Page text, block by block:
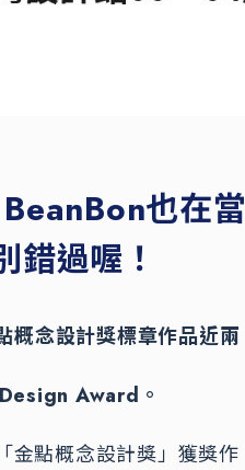
也在當
過喔！
概念設計獎標章作品近兩
Award。
金點概念設計獎」獲獎作